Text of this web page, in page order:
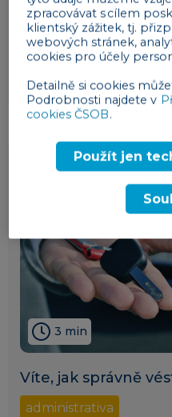
Jak na spolupráci s
nejednalo o
lidé
3 min
Víte, jak správně
administrativa
zpracovávat s cílem
klientský zážitek, tj.
webových stránek,
cookies pro účely
Detailně si cookies
Podrobnosti najdete v
cookies ČSOB.
Použít jen